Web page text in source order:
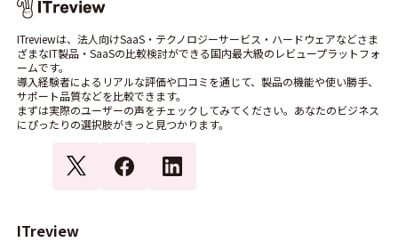
ITreviewは、法人向けSaaS・テクノロジーサービス・ハードウェアなどさま
ざまなIT製品・SaaSの比較検討ができる国内最大級のレビュープラットフォ
ームです。
導入経験者によるリアルな評価や口コミを通じて、製品の機能や使い勝手、
サポート品質などを比較できます。
まずは実際のユーザーの声をチェックしてみてください。あなたのビジネス
にぴったりの選択肢がきっと見つかります。
ITreview